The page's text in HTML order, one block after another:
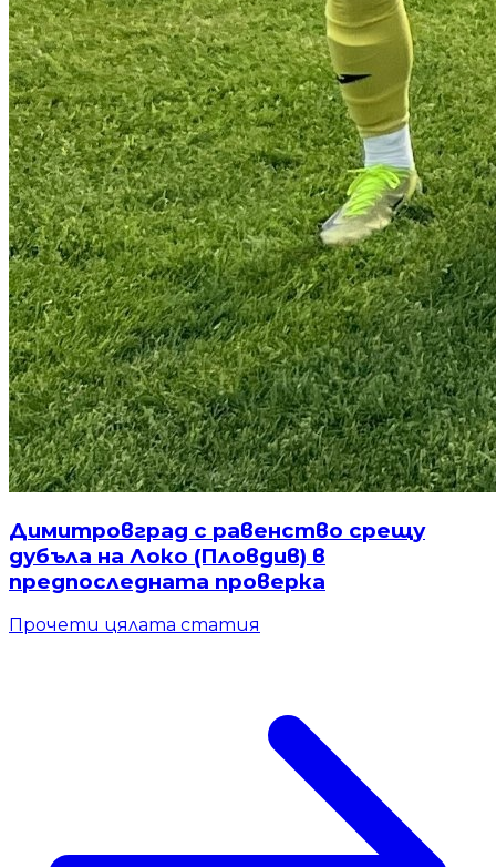
Димитровград с равенство срещу
дубъла на Локо (Пловдив) в
предпоследната проверка
Прочети цялата статия